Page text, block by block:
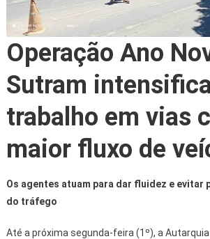
Operação Ano
Sutram
trabalho em vias
maior fluxo de
Os agentes atuam para dar fluidez e evitar
do tráfego
Até a próxima segunda-feira (1º), a